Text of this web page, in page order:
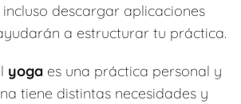
descargar aplicaciones
a estructurar tu práctica.
yoga es una práctica personal y
tiene distintas necesidades y